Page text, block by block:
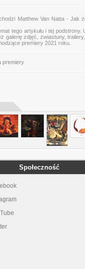
Matthew Van Natta - Jak
tego artykułu i tej podstrony.
galerię zdjęć, zwiastuny,
premiery 2021 roku.
premiery
Społeczność